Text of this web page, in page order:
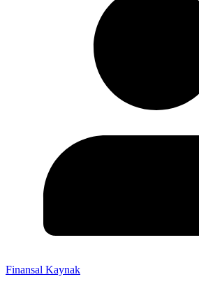
Finansal Kaynak